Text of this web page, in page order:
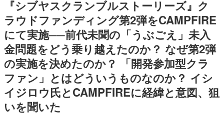
画です。
日本モバイルゲーム産業史
日本のモバイルゲーム史における主要なトピック・タイト
ルを網羅するほか、開発者へのインタビューや識者による
解説を掲載。約20年の歴史が一望できる決定版！
若ゲのいたり〜ゲームクリエイターの青春〜
『うつヌケ』『ペンと箸』等で知られるマンガ家・田中圭
一先生によるゲーム業界レポートマンガです。
なんでゲームは面白い？
ゲーム開発者・hamatsu氏がゲームの魅力を画面や操作の
『シブヤスクランブルストーリーズ』ク
ラウドファンディング第2弾をCAMPFIRE
にて実施──前代未聞の「うぶごえ」未入
金問題をどう乗り越えたのか？ なぜ第2弾
の実施を決めたのか？ 「開発参加型クラ
ファン」とはどういうものなのか？ イシ
イジロウ氏とCAMPFIREに経緯と意図、狙
いを聞いた